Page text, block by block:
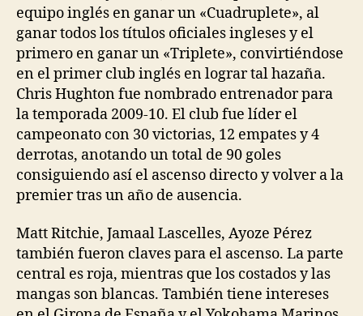
equipo inglés en ganar un «Cuadruplete», al
ganar todos los títulos oficiales ingleses y el
primero en ganar un «Triplete», convirtiéndose
en el primer club inglés en lograr tal hazaña.
Chris Hughton fue nombrado entrenador para
la temporada 2009-10. El club fue líder el
campeonato con 30 victorias, 12 empates y 4
derrotas, anotando un total de 90 goles
consiguiendo así el ascenso directo y volver a la
premier tras un año de ausencia.
Matt Ritchie, Jamaal Lascelles, Ayoze Pérez
también fueron claves para el ascenso. La parte
central es roja, mientras que los costados y las
mangas son blancas. También tiene intereses